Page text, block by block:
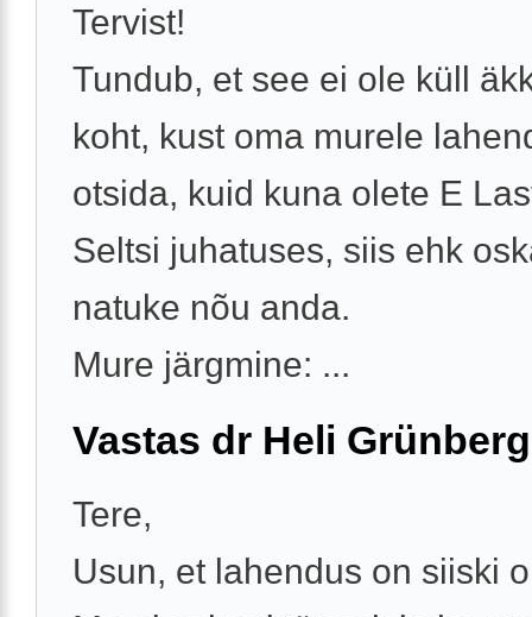
Tervist!
Tundub, et see ei ole küll
koht, kust oma murele
otsida, kuid kuna olete E
Seltsi juhatuses, siis ehk
natuke nõu anda.
Mure järgmine: ...
Vastas dr Heli Grünberg
Tere,
Usun, et lahendus on siiski